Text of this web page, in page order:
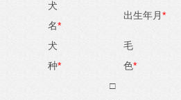
犬
名*
出生年月 *
犬
种*
毛
色*
□